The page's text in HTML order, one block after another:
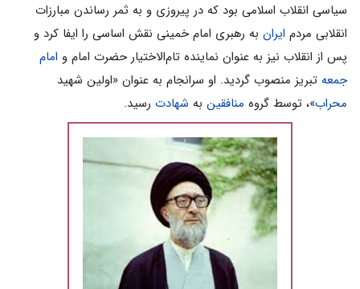
سیاسی انقلاب اسلامی بود که در پیروزی و به ثمر رساندن مبارزات
انقلابی مردم ایران به رهبری امام ­خمینی نقش اساسی را ایفا کرد و
پس از انقلاب نیز به عنوان نماینده تام‌الاختیار حضرت امام و امام
جمعه تبریز منصوب گردید. او سرانجام به عنوان «اولین شهید
محراب»، توسط گروه منافقین به شهادت رسید.